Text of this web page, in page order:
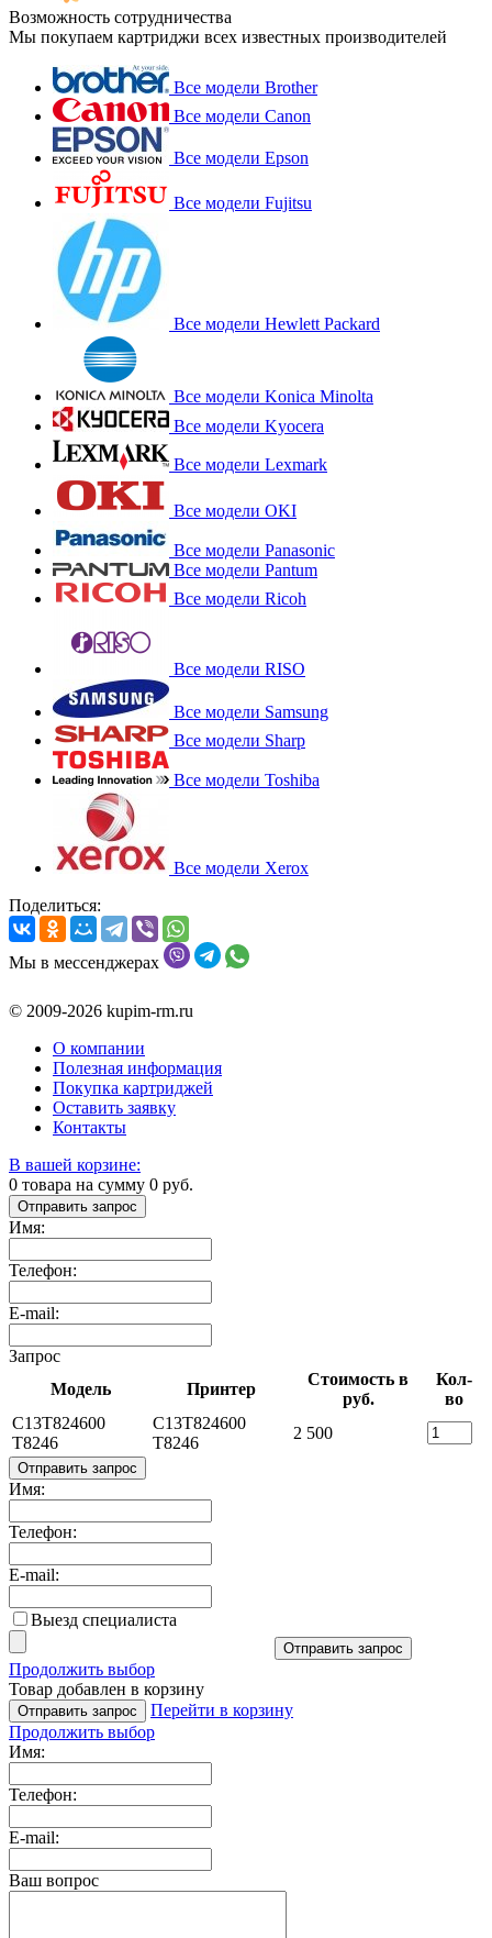
Возможность сотрудничества
Мы покупаем картриджи всех известных производителей
Все модели Brother
Все модели Canon
Все модели Epson
Все модели Fujitsu
Все модели Hewlett Packard
Все модели Konica Minolta
Все модели Kyocera
Все модели Lexmark
Все модели OKI
Все модели Panasonic
Все модели Pantum
Все модели Ricoh
Все модели RISO
Все модели Samsung
Все модели Sharp
Все модели Toshiba
Все модели Xerox
Поделиться:
Мы в мессенджерах
© 2009-2026 kupim-rm.ru
О компании
Полезная информация
Покупка картриджей
Оставить заявку
Контакты
В вашей корзине:
0 товара на сумму 0 руб.
Отправить запрос
Имя:
Телефон:
E-mail:
Запрос
Модель
Принтер
Стоимость в
руб.
Кол-
во
C13T824600
T8246
C13T824600
T8246
2 500
Отправить запрос
Имя:
Телефон:
E-mail:
Выезд специалиста
Отправить запрос
Продолжить выбор
Товар добавлен в корзину
Отправить запрос
Перейти в корзину
Продолжить выбор
Имя:
Телефон:
E-mail:
Ваш вопрос